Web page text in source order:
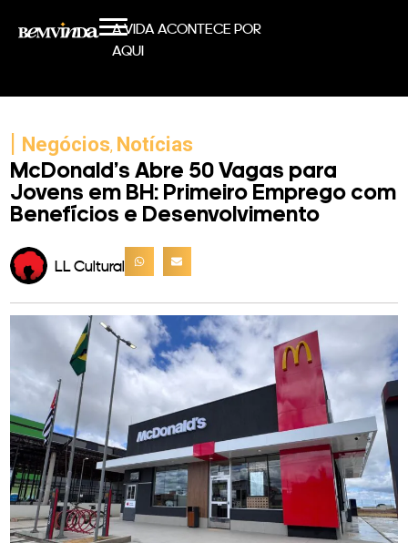
A VIDA ACONTECE POR
AQUI
| Negócios, Notícias
McDonald’s Abre 50 Vagas para
Jovens em BH: Primeiro Emprego com
Benefícios e Desenvolvimento
LL Cultural